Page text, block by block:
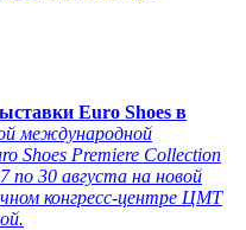
Euro Shoes в
международной
Shoes Premiere Collection
по 30 августа на новой
конгресс-центре ЦМТ